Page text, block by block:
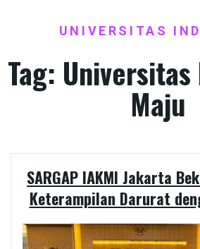
UNIVERSITAS
Tag:
Maju
SARGAP IAKMI Jakarta
Keterampilan Darurat